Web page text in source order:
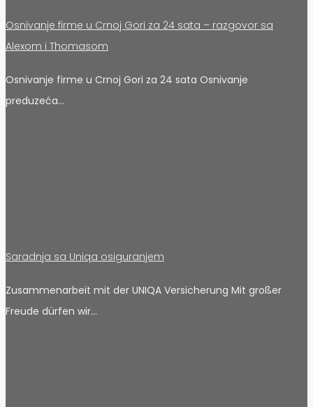
Osnivanje firme u Crnoj Gori za 24 sata – razgovor sa
Alexom i Thomasom
Osnivanje firme u Crnoj Gori za 24 sata Osnivanje
preduzeća…
Saradnja sa Uniqa osiguranjem
Zusammenarbeit mit der UNIQA Versicherung Mit großer
Freude dürfen wir…